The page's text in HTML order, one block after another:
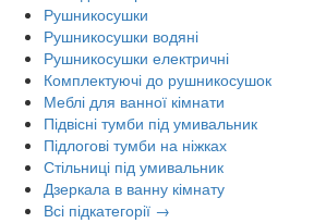
Рушникосушки
Рушникосушки водяні
Рушникосушки електричні
Комплектуючі до рушникосушок
Меблі для ванної кімнати
Підвісні тумби під умивальник
Підлогові тумби на ніжках
Стільниці під умивальник
Дзеркала в ванну кімнату
Всі підкатегорії →